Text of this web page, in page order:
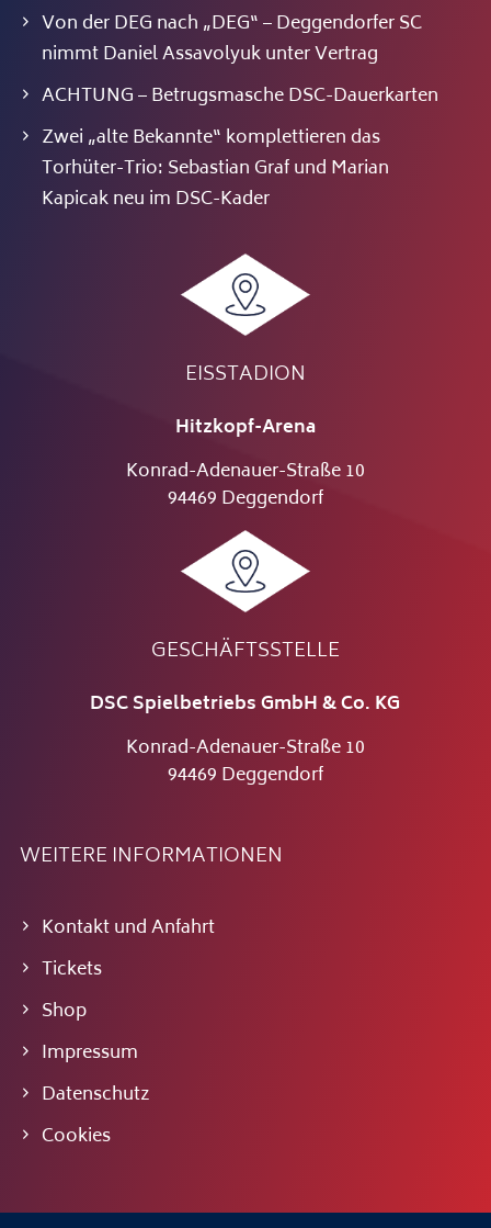
Von der DEG nach „DEG“ – Deggendorfer SC
nimmt Daniel Assavolyuk unter Vertrag
ACHTUNG – Betrugsmasche DSC-Dauerkarten
Zwei „alte Bekannte“ komplettieren das
Torhüter-Trio: Sebastian Graf und Marian
Kapicak neu im DSC-Kader
EISSTADION
Hitzkopf-Arena
Konrad-Adenauer-Straße 10
94469 Deggendorf
GESCHÄFTSSTELLE
DSC Spielbetriebs GmbH & Co. KG
Konrad-Adenauer-Straße 10
94469 Deggendorf
WEITERE INFORMATIONEN
Kontakt und Anfahrt
Tickets
Shop
Impressum
Datenschutz
Cookies